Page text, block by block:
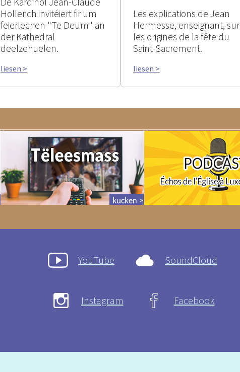
Hollerich invitéiert fir um
feierlechen "Te Deum" an
der Kathedral
deelzehuelen.
liesen >
Les explications de Jean
Hermesse, enseignant, sur
les origines de la fête du
Saint-Sacrement.
liesen >
YouTube SoundCloud
Instagram Facebook